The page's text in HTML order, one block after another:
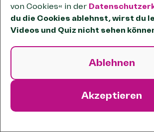
von Cookies« in der
du die Cookies ablehnst, wirst du
Videos und Quiz nicht sehen
Akzeptieren
Ablehnen
Jobs
Kontakt
Vertrag widerrufen
Themen